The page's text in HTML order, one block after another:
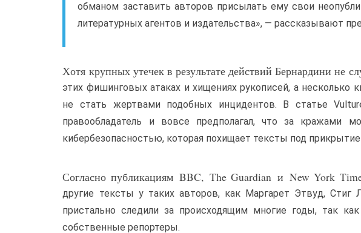
обманом заставить авторов присылать ему свои
литературных агентов и издательства», — рассказывают
Хотя крупных утечек в результате действий Бернардини не
этих фишинговых атаках и хищениях рукописей, а несколько
не стать жертвами подобных инцидентов. В статье
правообладатель и вовсе предполагал, что за кражами
кибербезопасностью, которая похищает тексты под
Согласно публикациям BBC, The Guardian и New York
другие тексты у таких авторов, как Маргарет Этвуд,
пристально следили за происходящим многие годы, так
собственные репортеры.